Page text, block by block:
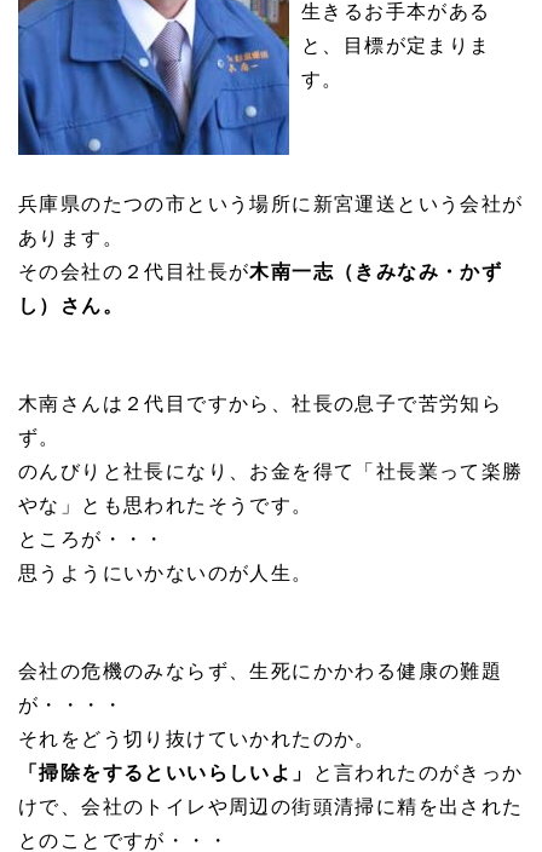
生きるお手本がある
と、目標が定まりま
す。
兵庫県のたつの市という場所に新宮運送という会社が
あります。
その会社の２代目社長が木南一志（きみなみ・かず
し）さん。
木南さんは２代目ですから、社長の息子で苦労知ら
ず。
のんびりと社長になり、お金を得て「社長業って楽勝
やな」とも思われたそうです。
ところが・・・
思うようにいかないのが人生。
会社の危機のみならず、生死にかかわる健康の難題
が・・・・
それをどう切り抜けていかれたのか。
「掃除をするといいらしいよ」
と言われたのがきっか
けで、会社のトイレや周辺の街頭清掃に精を出された
とのことですが・・・